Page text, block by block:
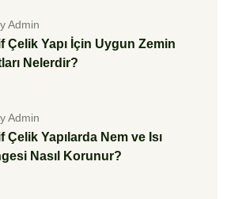
Admin
Çelik Yapı İçin Uygun Zemin
Nelerdir?
Admin
Çelik Yapılarda Nem ve Isı
Nasıl Korunur?